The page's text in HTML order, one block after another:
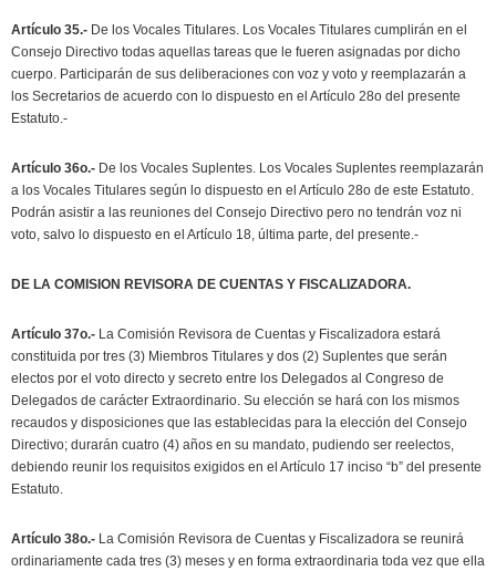
Artículo 35.- De los Vocales Titulares. Los Vocales Titulares cumplirán en el
Consejo Directivo todas aquellas tareas que le fueren asignadas por dicho
cuerpo. Participarán de sus deliberaciones con voz y voto y reemplazarán a
los Secretarios de acuerdo con lo dispuesto en el Artículo 28o del presente
Estatuto.-
Artículo 36o.- De los Vocales Suplentes. Los Vocales Suplentes reemplazarán
a los Vocales Titulares según lo dispuesto en el Artículo 28o de este Estatuto.
Podrán asistir a las reuniones del Consejo Directivo pero no tendrán voz ni
voto, salvo lo dispuesto en el Artículo 18, última parte, del presente.-
DE LA COMISION REVISORA DE CUENTAS Y FISCALIZADORA.
Artículo 37o.- La Comisión Revisora de Cuentas y Fiscalizadora estará
constituida por tres (3) Miembros Titulares y dos (2) Suplentes que serán
electos por el voto directo y secreto entre los Delegados al Congreso de
Delegados de carácter Extraordinario. Su elección se hará con los mismos
recaudos y disposiciones que las establecidas para la elección del Consejo
Directivo; durarán cuatro (4) años en su mandato, pudiendo ser reelectos,
debiendo reunir los requisitos exigidos en el Artículo 17 inciso “b” del presente
Estatuto.
Artículo 38o.- La Comisión Revisora de Cuentas y Fiscalizadora se reunirá
ordinariamente cada tres (3) meses y en forma extraordinaria toda vez que ella